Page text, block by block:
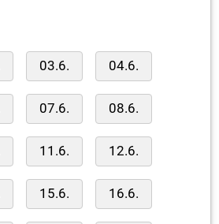
03.6. 04.6.
07.6. 08.6.
11.6. 12.6.
15.6. 16.6.